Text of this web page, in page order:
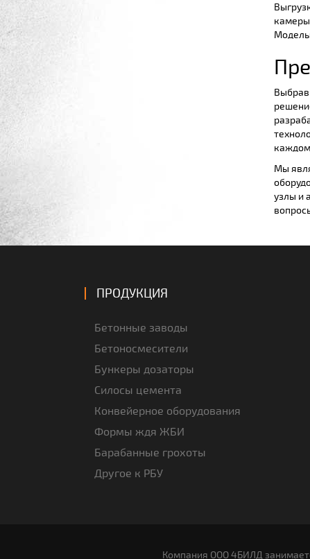
камеры
Выбрав
каждом
Мы
узлы и
ПРОДУКЦИЯ
Бетонные заводы
Бетоносмесители
Бункеры дозаторы
Силосы цемента
Конвейерное оборудования
Формы ждя ЖБИ
Барабанные грохоты
Другое к РБУ
Компания OOO 4БИЛД